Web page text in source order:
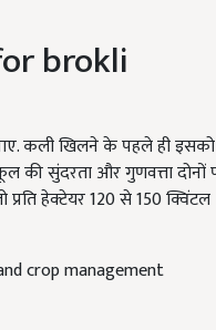
brokli
कली खिलने के पहले ही इसको
सुंदरता और गुणवत्ता दोनों पर
हेक्टेयर 120 से 150 क्विंटल